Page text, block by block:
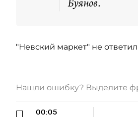
Буянов.
"Невский маркет" не
Нашли ошибку? Выделите
00:05